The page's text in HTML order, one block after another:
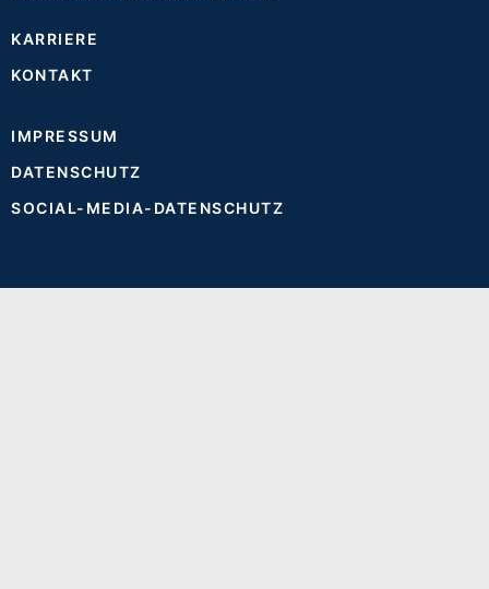
KARRIERE
KONTAKT
IMPRESSUM
DATENSCHUTZ
SOCIAL-MEDIA-DATENSCHUTZ